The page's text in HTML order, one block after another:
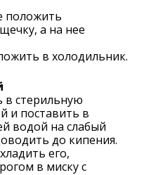
положить
а на нее
в холодильник.
стерильную
и поставить в
водой на слабый
до кипения.
его,
в миску с